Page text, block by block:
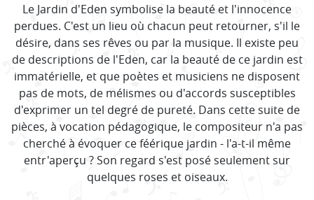
Le Jardin d'Eden symbolise la beauté et l'innocence
perdues. C'est un lieu où chacun peut retourner, s'il le
désire, dans ses rêves ou par la musique. Il existe peu
de descriptions de l'Eden, car la beauté de ce jardin est
immatérielle, et que poètes et musiciens ne disposent
pas de mots, de mélismes ou d'accords susceptibles
d'exprimer un tel degré de pureté. Dans cette suite de
pièces, à vocation pédagogique, le compositeur n'a pas
cherché à évoquer ce féérique jardin - l'a-t-il même
entr'aperçu ? Son regard s'est posé seulement sur
quelques roses et oiseaux.